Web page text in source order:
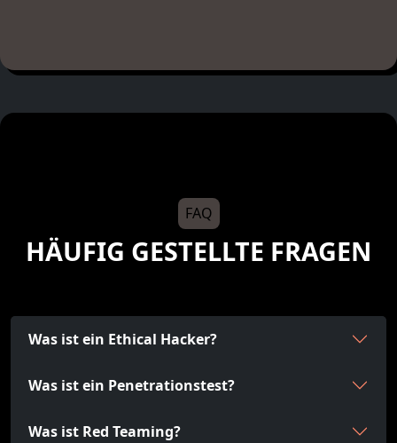
FAQ
HÄUFIG GESTELLTE FRAGEN
Was ist ein Ethical Hacker?
Was ist ein Penetrationstest?
Was ist Red Teaming?